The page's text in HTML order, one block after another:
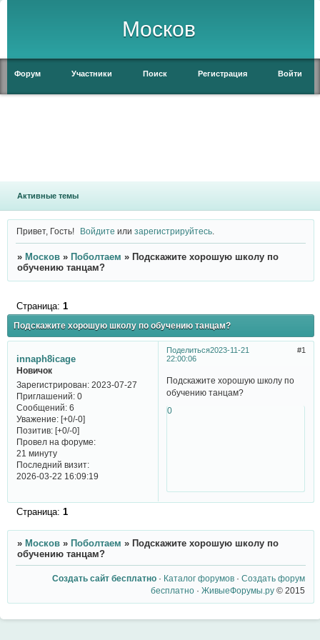
Москов
Форум Участники Поиск Регистрация Войти
Активные темы
Привет, Гость! Войдите илизарегистрируйтесь
» Москов » Поболтаем » Подскажите хорошую школу по
обучению танцам?
Подскажите хорошую школу по обучению танцам?
Страница: 1
Поделиться 1
2023-11-21
22:00:06
innaph8icage
Новичок
Зарегистрирован: 2023-07-27
Приглашений:0
Сообщений:6
Уважение: [+0/-0]
Позитив: [+0/-0]
Провел на форуме:
21 минуту
Последний визит:
2026-03-22 16:09:19
Подскажите хорошую школу по
обучению танцам?
0
Страница: 1
» Москов » Поболтаем » Подскажите хорошую школу по
обучению танцам?
Создать сайт бесплатно · Каталог форумов ·Создать форум
бесплатно ·ЖивыеФорумы.ру © 2015